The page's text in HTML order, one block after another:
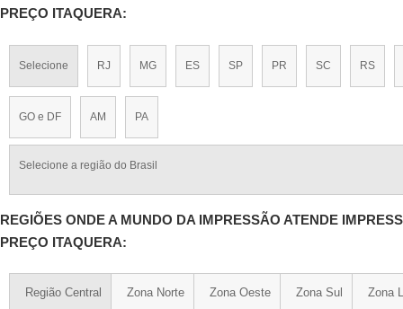
PREÇO ITAQUERA:
Selecione RJ MG ES SP PR SC RS
GO e DF AM PA
Selecione a região do Brasil
REGIÕES ONDE A MUNDO DA IMPRESSÃO ATENDE
PREÇO ITAQUERA:
Região Central Zona Norte Zona Oeste Zona Sul Zona